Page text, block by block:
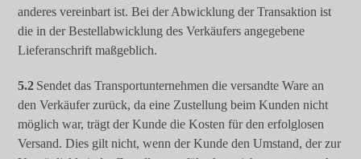
anderes vereinbart ist. Bei der Abwicklung der Transaktion ist
die in der Bestellabwicklung des Verkäufers angegebene
Lieferanschrift maßgeblich.
5.2 Sendet das Transportunternehmen die versandte Ware an
den Verkäufer zurück, da eine Zustellung beim Kunden nicht
möglich war, trägt der Kunde die Kosten für den erfolglosen
Versand. Dies gilt nicht, wenn der Kunde den Umstand, der zur